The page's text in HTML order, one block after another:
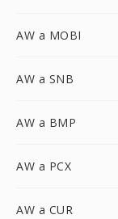
AW a MOBI
AW a SNB
AW a BMP
AW a PCX
AW a CUR